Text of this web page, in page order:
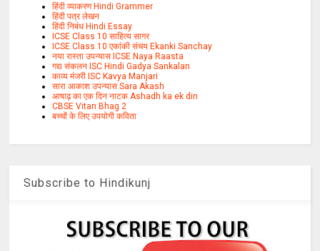
हिंदी व्याकरण Hindi Grammer
हिंदी पत्र लेखन
हिंदी निबंध Hindi Essay
ICSE Class 10 साहित्य सागर
ICSE Class 10 एकांकी संचय Ekanki Sanchay
नया रास्ता उपन्यास ICSE Naya Raasta
गद्य संकलन ISC Hindi Gadya Sankalan
काव्य मंजरी ISC Kavya Manjari
सारा आकाश उपन्यास Sara Akash
आषाढ़ का एक दिन नाटक Ashadh ka ek din
CBSE Vitan Bhag 2
बच्चों के लिए उपयोगी कविता
Subscribe to Hindikunj